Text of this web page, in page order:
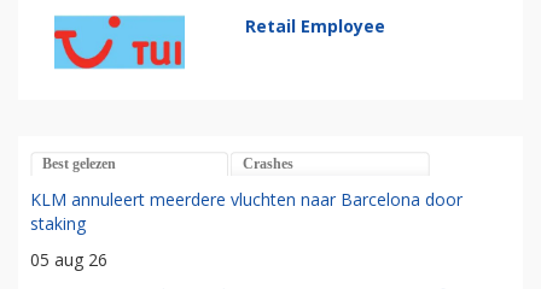
Retail Employee
Best gelezen Crashes
KLM annuleert meerdere vluchten naar Barcelona door
staking
05 aug 26